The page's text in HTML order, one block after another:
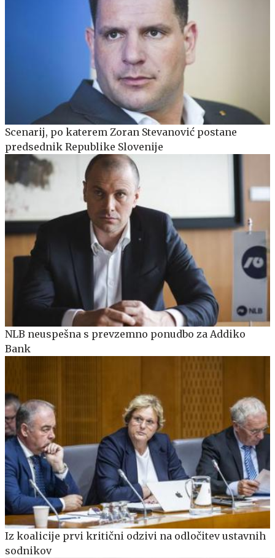
Scenarij, po katerem Zoran Stevanović postane
predsednik Republike Slovenije
NLB neuspešna s prevzemno ponudbo za Addiko
Bank
Iz koalicije prvi kritični odzivi na odločitev ustavnih
sodnikov